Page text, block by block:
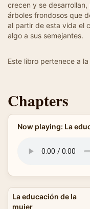
crecen y se
árboles frondosos que
al partir de esta vida el
algo a sus semejantes.
Este libro pertenece a
Chapters
Now playing: La
La educación de la
mujer